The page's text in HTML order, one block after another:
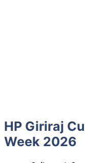
HP Giriraj
Week 2026